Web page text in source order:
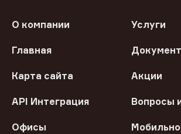
О компании Услуги
Главная
Карта сайта Акции
API Интеграция Вопросы
Офисы